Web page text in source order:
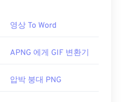
영상 To Word
APNG 에게 GIF 변환기
압박 붕대 PNG